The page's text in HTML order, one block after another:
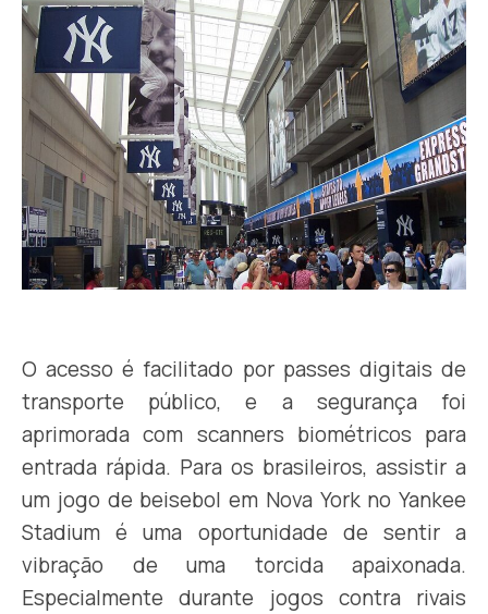
O acesso é facilitado por passes digitais de
transporte público, e a segurança foi
aprimorada com scanners biométricos para
entrada rápida. Para os brasileiros, assistir a
um jogo de beisebol em Nova York no Yankee
Stadium é uma oportunidade de sentir a
vibração de uma torcida apaixonada.
Especialmente durante jogos contra rivais